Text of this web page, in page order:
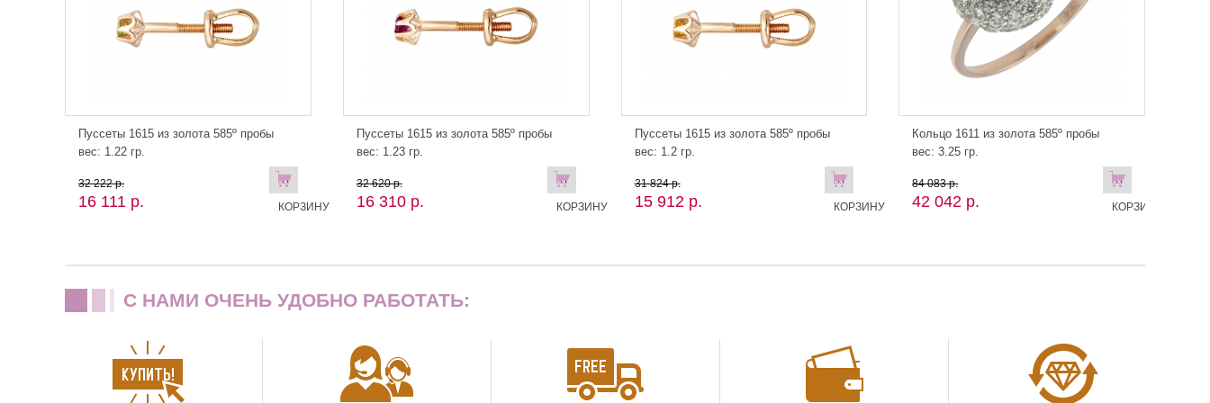
Пуссеты 1615 из золота 585º пробы
вес: 1.22 гр.
32 222 р.
16 111 р.
В
КОРЗИНУ
Пуссеты 1615 из золота 585º пробы
вес: 1.23 гр.
32 620 р.
16 310 р.
В
КОРЗИНУ
Пуссеты 1615 из золота 585º пробы
вес: 1.2 гр.
31 824 р.
15 912 р.
В
КОРЗИНУ
Кольцо 1611 из золота 585º пробы
вес: 3.25 гр.
84 083 р.
42 042 р.
В
КОРЗИНУ!
C НАМИ ОЧЕНЬ УДОБНО РАБОТАТЬ: